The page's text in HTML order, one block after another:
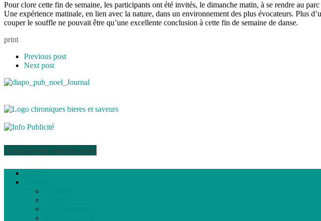
Pour clore cette fin de semaine, les participants ont été invités, le dimanche matin, à se rendre au
Une expérience matinale, en lien avec la nature, dans un environnement des plus évocateurs. Plus
couper le souffle ne pouvait être qu’une excellente conclusion à cette fin de semaine de danse.
print
Previous post
Next post
Association médias écris